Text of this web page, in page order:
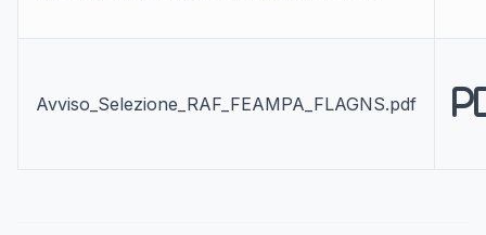
Avviso_Selezione_RAF_FEAMPA_FLAGNS.pdf